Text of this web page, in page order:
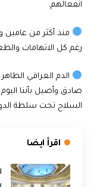
انفعالهم.
منذ أكثر من عامين
رغم كل الاتهامات
الدم العراقي
صادق وأصيل بأننا
السلاح تحت سلطة
اقرأ ايضا